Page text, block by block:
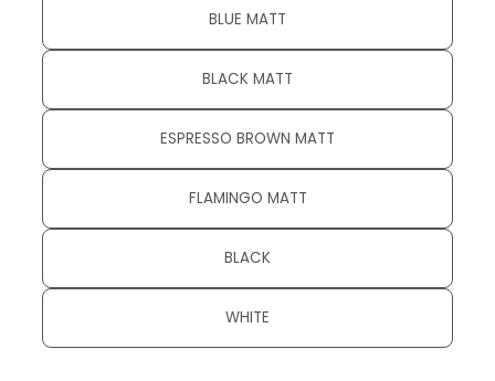
BLUE MATT
BLACK MATT
ESPRESSO BROWN MATT
FLAMINGO MATT
BLACK
WHITE